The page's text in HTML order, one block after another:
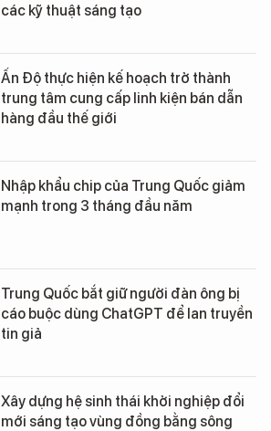
các kỹ thuật sáng tạo
Ấn Độ thực hiện kế hoạch trở thành
trung tâm cung cấp linh kiện bán dẫn
hàng đầu thế giới
Nhập khẩu chip của Trung Quốc giảm
mạnh trong 3 tháng đầu năm
Trung Quốc bắt giữ người đàn ông bị
cáo buộc dùng ChatGPT để lan truyền
tin giả
Xây dựng hệ sinh thái khởi nghiệp đổi
mới sáng tạo vùng đồng bằng sông